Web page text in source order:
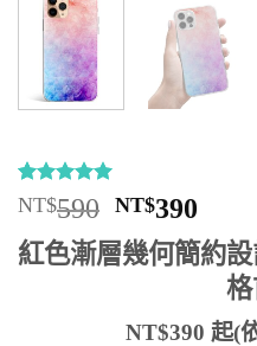
評分5/
5，已有
6
位
顧客進行評
分
NT$590 原
始
價
NT$590。
NT$390
前
價
格：
紅色漸層幾何簡約
NT$390 起(